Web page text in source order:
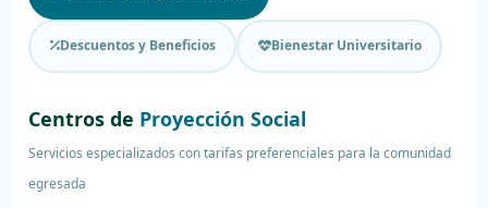
SOLO PARA EGRESADOS
Servicios y Beneficios
que mereces
Centros especializados, descuentos académicos y
bienestar diseñados exclusivamente para ti como
Descuentos y Beneficios Bienestar Universitario
Centros de Proyección Social
Servicios especializados con tarifas preferenciales para la comunidad
egresada